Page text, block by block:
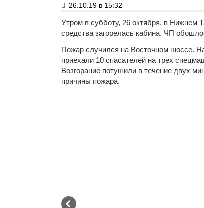
26.10.19 в 15:32
Утром в субботу, 26 октября, в Нижнем
средства загорелась кабина. ЧП
Пожар случился на Восточном шоссе.
приехали 10 спасателей на трёх
Возгорание потушили в течение двух
причины пожара.